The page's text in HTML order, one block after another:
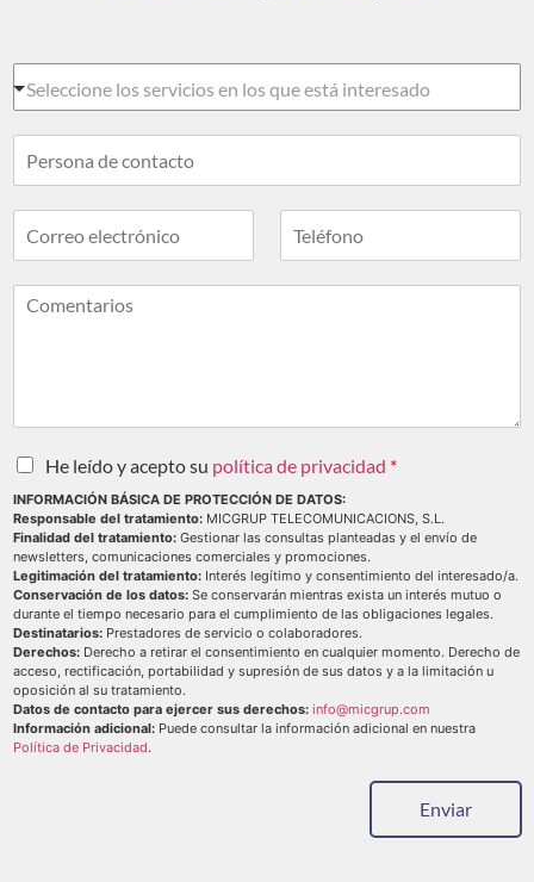
He leído y acepto su política de privacidad *
INFORMACIÓN BÁSICA DE PROTECCIÓN DE DATOS:
Responsable del tratamiento: MICGRUP TELECOMUNICACIONS, S.L.
Finalidad del tratamiento: Gestionar las consultas planteadas y el envío de
newsletters, comunicaciones comerciales y promociones.
Legitimación del tratamiento: Interés legítimo y consentimiento del interesado/a.
Conservación de los datos: Se conservarán mientras exista un interés mutuo o
durante el tiempo necesario para el cumplimiento de las obligaciones legales.
Destinatarios: Prestadores de servicio o colaboradores.
Derechos: Derecho a retirar el consentimiento en cualquier momento. Derecho de
acceso, rectificación, portabilidad y supresión de sus datos y a la limitación u
oposición al su tratamiento.
Datos de contacto para ejercer sus derechos: info@micgrup.com
Información adicional: Puede consultar la información adicional en nuestra
Política de Privacidad.
Enviar